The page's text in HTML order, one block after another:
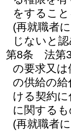
をするこ
(再就職者
じないと
第8条
法第
の要求又
の供給の
ける契約
に関する
(再就職者